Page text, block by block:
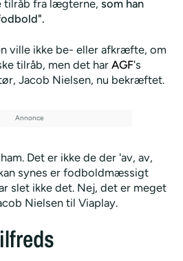
tilråb fra lægterne, som han
ville ikke be- eller afkræfte, om
tilråb, men det har AGF's
Jacob Nielsen, nu bekræftet.
Det er ikke de der 'av, av,
synes er fodboldmæssigt
slet ikke det. Nej, det er meget
Nielsen til Viaplay.